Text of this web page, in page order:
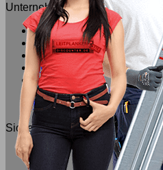
Unternehmen
Über uns
Referenzen
Zertifizierungen
AGB
Barrierefreiheit
Datenschutzerklärung
Impressum
Sicher Einkaufen